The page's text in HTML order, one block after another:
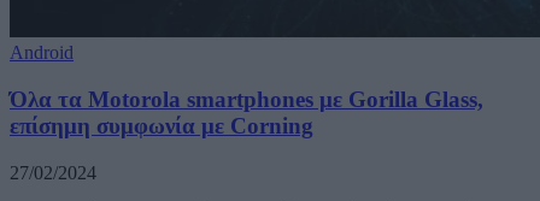
Android
Όλα τα Motorola smartphones με Gorilla Glass,
επίσημη συμφωνία με Corning
27/02/2024